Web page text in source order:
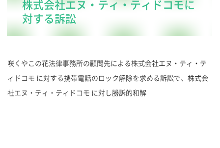
株式会社エヌ・ティ・ティドコモに
対する訴訟
咲くやこの花法律事務所の顧問先による株式会社エヌ・ティ・テ
ィドコモ に対する携帯電話のロック解除を求める訴訟で、株式会
社エヌ・ティ・ティドコモ に対し勝訴的和解